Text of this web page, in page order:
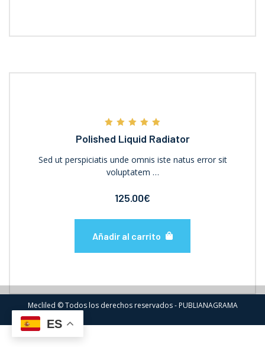
5.00
Polished Liquid Radiator
Sed ut perspiciatis unde omnis iste natus error sit
voluptatem …
125.00€
Añadir al carrito
Mecliled © Todos los derechos reservados - PUBLIANAGRAMA
ES